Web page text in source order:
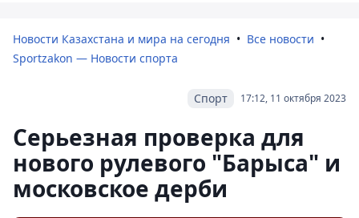
Новости Казахстана и мира на сегодня
Все новости
Sportzakon — Новости спорта
17:12, 11 октября 2023
Спорт
Серьезная проверка для
нового рулевого "Барыса" и
московское дерби